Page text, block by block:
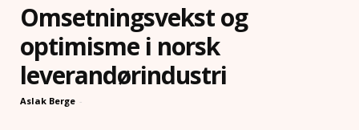
Omsetningsvekst og
optimisme i norsk
leverandørindustri
Aslak Berge -